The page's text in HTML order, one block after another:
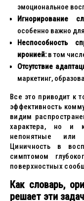
эмоциональное
Игнорирование
особенно важно
Неспособность
иронией:в том
Отсутствие
маркетинг,
Все это приводит к
эффективность
видим
характера, но и
непонятные или
Циничность в
симптомом
поверхностных
Как словарь,
решает эти